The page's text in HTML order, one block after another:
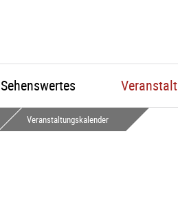
Sehenswertes
Veranstaltungskalender